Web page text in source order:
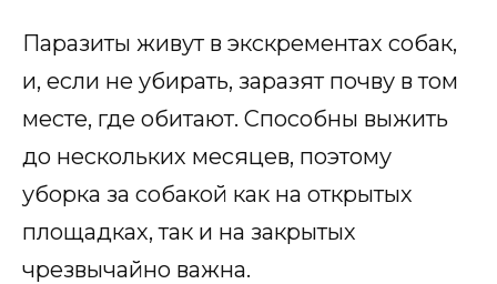
Паразиты живут в экскрементах собак,
и, если не убирать, заразят почву в том
месте, где обитают. Способны выжить
до нескольких месяцев, поэтому
уборка за собакой как на открытых
площадках, так и на закрытых
чрезвычайно важна.